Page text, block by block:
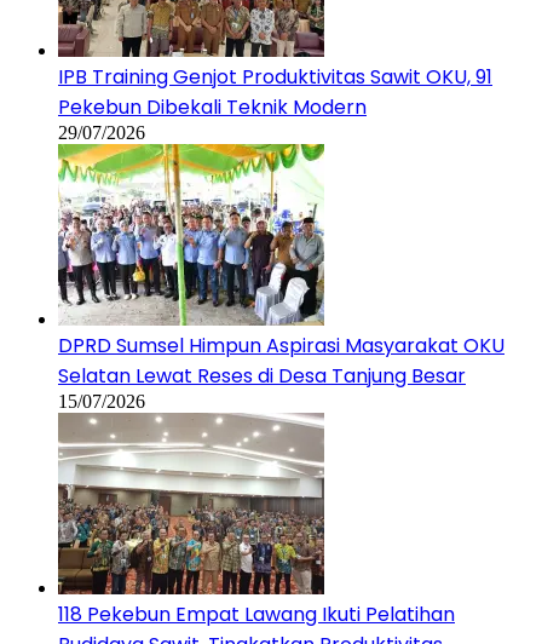
IPB Training Genjot Produktivitas Sawit OKU, 91
Pekebun Dibekali Teknik Modern
29/07/2026
DPRD Sumsel Himpun Aspirasi Masyarakat OKU
Selatan Lewat Reses di Desa Tanjung Besar
15/07/2026
118 Pekebun Empat Lawang Ikuti Pelatihan